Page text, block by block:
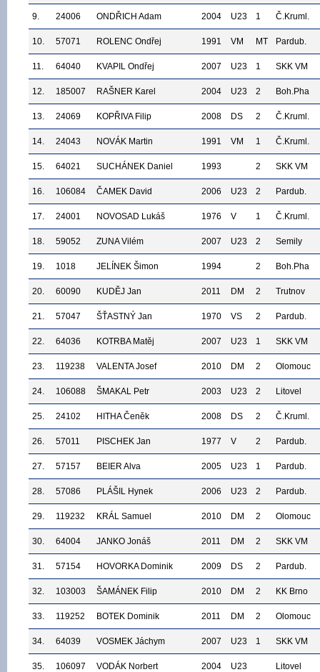
9. 24006 ONDŘICH Adam 2004 U23 1 Č.Kruml.
10. 57071 ROLENC Ondřej 1991 VM MT Pardub.
11. 64040 KVAPIL Ondřej 2007 U23 1 SKK VM
12. 185007 RAŠNER Karel 2004 U23 2 Boh.Pha
13. 24069 KOPŘIVA Filip 2008 DS 2 Č.Kruml.
14. 24043 NOVÁK Martin 1991 VM 1 Č.Kruml.
15. 64021 SUCHÁNEK Daniel 1993 2 SKK VM
16. 106084 ČAMEK David 2006 U23 2 Pardub.
17. 24001 NOVOSAD Lukáš 1976 V 1 Č.Kruml.
18. 59052 ZUNA Vilém 2007 U23 2 Semily
19. 1018 JELÍNEK Šimon 1994 2 Boh.Pha
20. 60090 KUDĚJ Jan 2011 DM 2 Trutnov
21. 57047 ŠŤASTNÝ Jan 1970 VS 2 Pardub.
22. 64036 KOTRBA Matěj 2007 U23 1 SKK VM
23. 119238 VALENTA Josef 2010 DM 2 Olomouc
24. 106088 ŠMAKAL Petr 2003 U23 2 Litovel
25. 24102 HITHA Čeněk 2008 DS 2 Č.Kruml.
26. 57011 PISCHEK Jan 1977 V 2 Pardub.
27. 57157 BEIER Alva 2005 U23 1 Pardub.
28. 57086 PLÁŠIL Hynek 2006 U23 2 Pardub.
29. 119232 KRÁL Samuel 2010 DM 2 Olomouc
30. 64004 JANKO Jonáš 2011 DM 2 SKK VM
31. 57154 HOVORKA Dominik 2009 DS 2 Pardub.
32. 103003 ŠAMÁNEK Filip 2010 DM 2 KK Brno
33. 119252 BOTEK Dominik 2011 DM 2 Olomouc
34. 64039 VOSMEK Jáchym 2007 U23 1 SKK VM
35. 106097 VODÁK Norbert 2004 U23 Litovel